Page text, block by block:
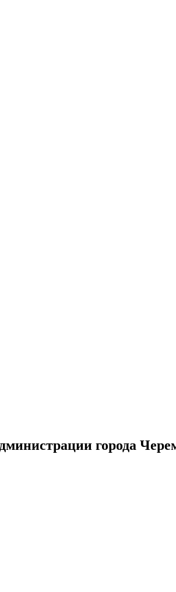
города